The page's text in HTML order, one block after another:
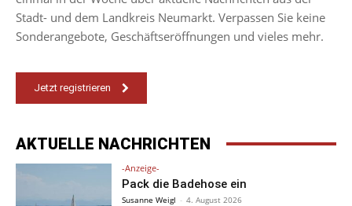
Stadt- und dem Landkreis Neumarkt. Verpassen Sie keine
Sonderangebote, Geschäftseröffnungen und vieles mehr.
Jetzt registrieren
AKTUELLE NACHRICHTEN
-Anzeige-
Pack die Badehose ein
Susanne Weigl - 4. August 2026